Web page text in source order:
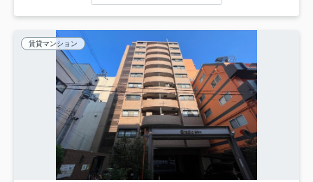
賃貸マンション